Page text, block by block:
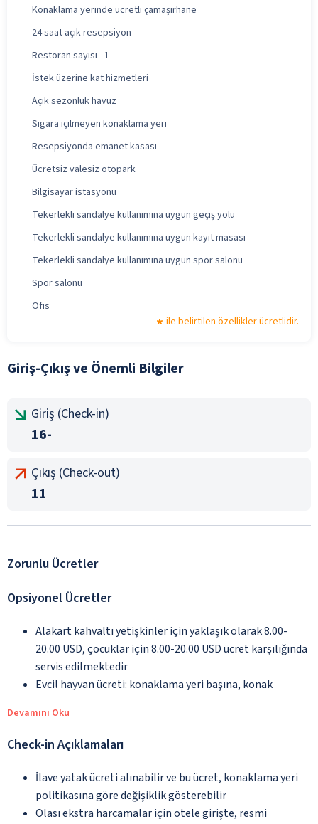
Konaklama yerinde ücretli çamaşırhane
24 saat açık resepsiyon
Restoran sayısı - 1
İstek üzerine kat hizmetleri
Açık sezonluk havuz
Sigara içilmeyen konaklama yeri
Resepsiyonda emanet kasası
Ücretsiz valesiz otopark
Bilgisayar istasyonu
Tekerlekli sandalye kullanımına uygun geçiş yolu
Tekerlekli sandalye kullanımına uygun kayıt masası
Tekerlekli sandalye kullanımına uygun spor salonu
Spor salonu
Ofis
ile belirtilen özellikler ücretlidir.
Giriş-Çıkış ve Önemli Bilgiler
Giriş (Check-in)
16-
Çıkış (Check-out)
11
Zorunlu Ücretler
Opsiyonel Ücretler
Alakart kahvaltı yetişkinler için yaklaşık olarak 8.00-
20.00 USD, çocuklar için 8.00-20.00 USD ücret karşılığında
servis edilmektedir
Evcil hayvan ücreti: konaklama yeri başına, konak
Devamını Oku
Check-in Açıklamaları
İlave yatak ücreti alınabilir ve bu ücret, konaklama yeri
politikasına göre değişiklik gösterebilir
Olası ekstra harcamalar için otele girişte, resmi